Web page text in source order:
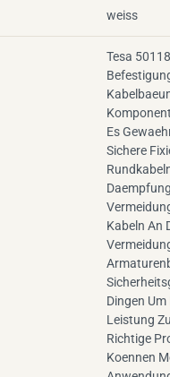
weiss
Tesa
Es
Sichere
Kabeln An
Dingen Um
Leistung
Richtige
Koennen